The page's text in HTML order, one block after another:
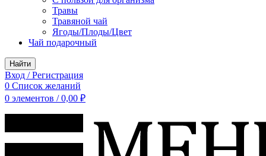
Травы
Травяной чай
Ягоды/Плоды/Цвет
Чай подарочный
Найти
Вход / Регистрация
0 Список желаний
0 элементов / 0,00 ₽